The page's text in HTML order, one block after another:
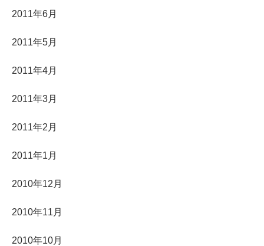
2011年6月
2011年5月
2011年4月
2011年3月
2011年2月
2011年1月
2010年12月
2010年11月
2010年10月